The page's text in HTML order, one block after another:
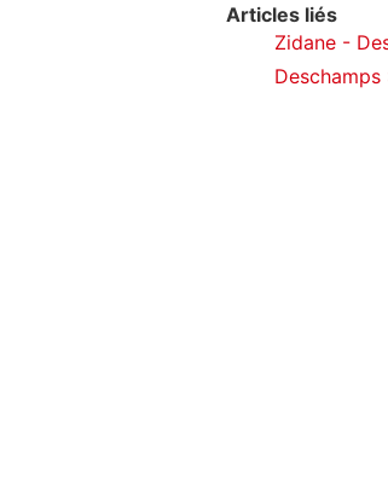
Articles liés
Zidane -